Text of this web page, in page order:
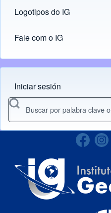
Logotipos do IG
(opens in new tab)
Fale com o IG
Menu do usuário
Iniciar sesión
Buscar